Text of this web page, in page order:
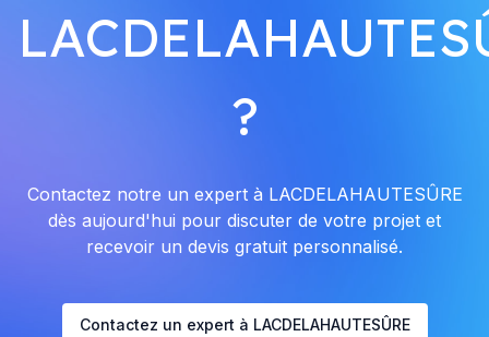
?
Contactez notre un expert à LACDELAHAUTESÛRE
dès aujourd'hui pour discuter de votre projet et
recevoir un devis gratuit personnalisé.
Contactez un expert à LACDELAHAUTESÛRE